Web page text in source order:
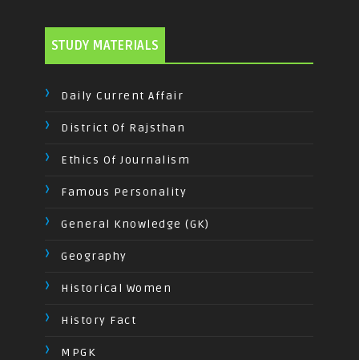
STUDY MATERIALS
Daily Current Affair
District Of Rajsthan
Ethics Of Journalism
Famous Personality
General Knowledge (GK)
Geography
Historical Women
History Fact
MPGK